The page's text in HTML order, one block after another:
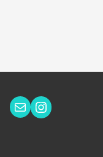
Correo electrónico
Instagram